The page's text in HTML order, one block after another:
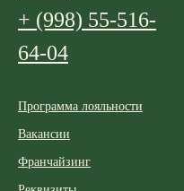
+ (998) 55-516-
64-04
Программа лояльности
Вакансии
Франчайзинг